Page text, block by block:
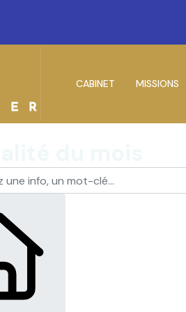
CABINET MISSIONS